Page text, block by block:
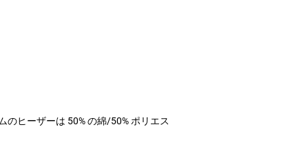
のヒーザーは 50% の綿/50% ポリエス